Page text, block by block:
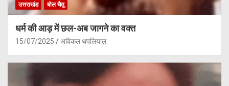
उत्तराखंड बोल चैतू
धर्म की आड़ में छल-अब जागने का वक्त
15/07/2025 अविकल थपलियाल